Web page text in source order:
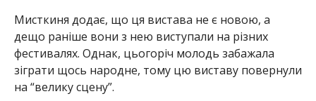
Мисткиня додає, що ця вистава не є новою, а
дещо раніше вони з нею виступали на різних
фестивалях. Однак, цьогоріч молодь забажала
зіграти щось народне, тому цю виставу повернули
на “велику сцену”.